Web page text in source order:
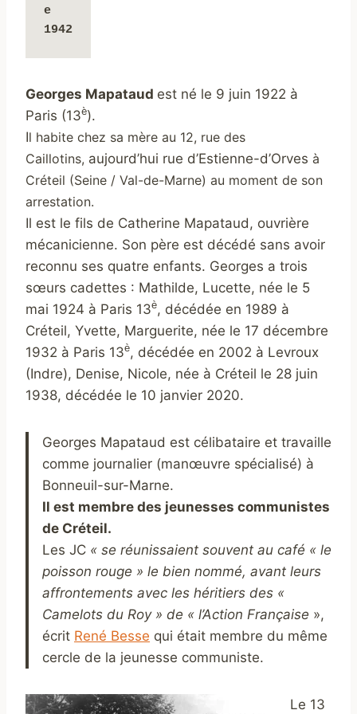
e
1942
Georges Mapataud est né le 9 juin 1922 à
Paris (13è).
Il habite chez sa mère au 12, rue des
Caillotins, aujourd’hui rue d’Estienne-d’Orves à
Créteil (Seine / Val-de-Marne) au moment de son
arrestation.
Il est le fils de Catherine Mapataud, ouvrière
mécanicienne. Son père est décédé sans avoir
reconnu ses quatre enfants. Georges a trois
sœurs cadettes : Mathilde, Lucette, née le 5
mai 1924 à Paris 13è, décédée en 1989 à
Créteil, Yvette, Marguerite, née le 17 décembre
1932 à Paris 13è, décédée en 2002 à Levroux
(Indre), Denise, Nicole, née à Créteil le 28 juin
1938, décédée le 10 janvier 2020.
Georges Mapataud est célibataire et travaille
comme journalier (manœuvre spécialisé) à
Bonneuil-sur-Marne.
Il est membre des jeunesses communistes
de Créteil.
Les JC « se réunissaient souvent au café « le
poisson rouge » le bien nommé, avant leurs
affrontements avec les héritiers des «
Camelots du Roy » de « l’Action Française »,
écrit René Besse qui était membre du même
cercle de la jeunesse communiste.
Le 13